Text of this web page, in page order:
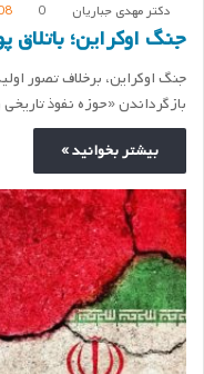
دکتر مهدی جباریان 0
جنگ اوکراین؛ باتلاق
جنگ اوکراین، برخلاف تصور
بازگرداندن «حوزه نفوذ
بیشتر بخوانید »